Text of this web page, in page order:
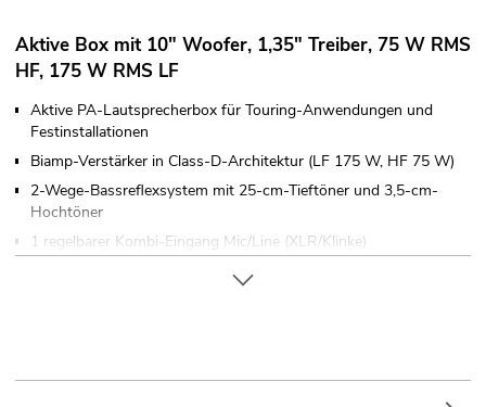
Aktive Box mit 10" Woofer, 1,35" Treiber, 75 W RMS
HF, 175 W RMS LF
Aktive PA-Lautsprecherbox für Touring-Anwendungen und
Festinstallationen
Biamp-Verstärker in Class-D-Architektur (LF 175 W, HF 75 W)
2-Wege-Bassreflexsystem mit 25-cm-Tieftöner und 3,5-cm-
Hochtöner
1 regelbarer Kombi-Eingang Mic/Line (XLR/Klinke)
1 regelbarer Line-Eingang, Cinch/XLR
Metallgitter in schwarz mit Akustikschaumstoff